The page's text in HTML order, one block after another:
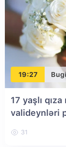
19:27
17 yaşlı
valideynləri
31